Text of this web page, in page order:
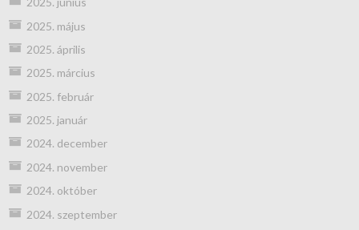
2025. május
2025. április
2025. március
2025. február
2025. január
2024. december
2024. november
2024. október
2024. szeptember